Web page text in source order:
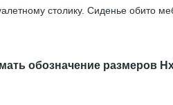
столику. Сиденье обито
обозначение